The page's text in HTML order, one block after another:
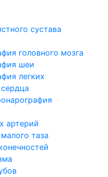
сустава
головного мозга
шеи
легких
артерий
таза